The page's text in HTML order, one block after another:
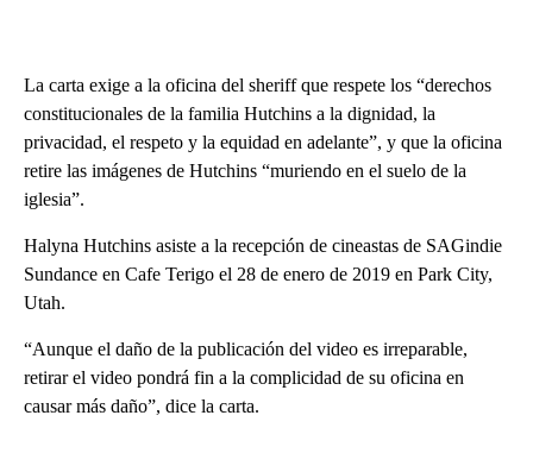
La carta exige a la oficina del sheriff que respete los “derechos
constitucionales de la familia Hutchins a la dignidad, la
privacidad, el respeto y la equidad en adelante”, y que la oficina
retire las imágenes de Hutchins “muriendo en el suelo de la
iglesia”.
Halyna Hutchins asiste a la recepción de cineastas de SAGindie
Sundance en Cafe Terigo el 28 de enero de 2019 en Park City,
Utah.
“Aunque el daño de la publicación del video es irreparable,
retirar el video pondrá fin a la complicidad de su oficina en
causar más daño”, dice la carta.